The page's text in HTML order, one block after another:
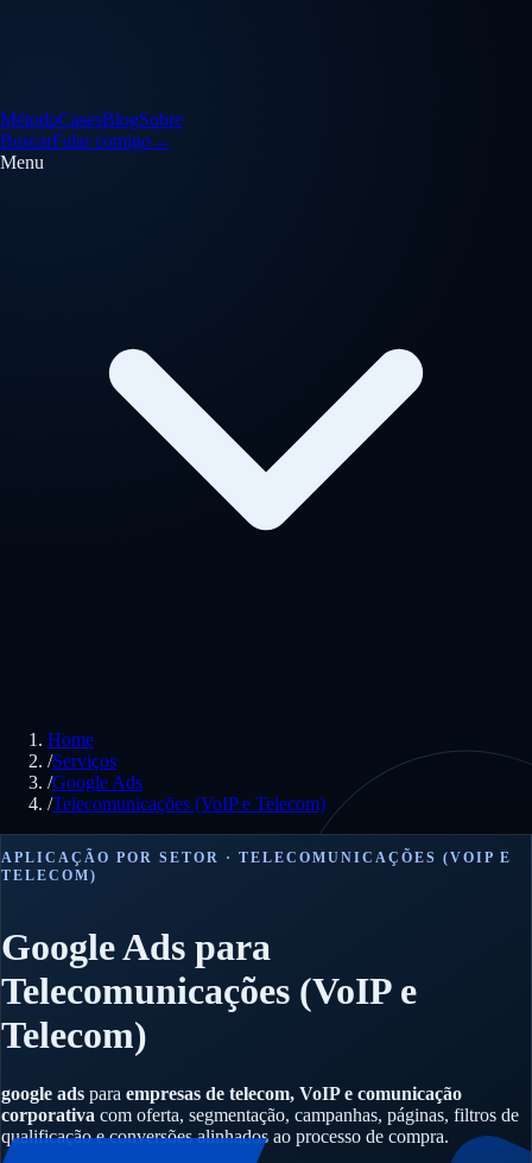
MétodoCasesBlogSobre
BuscarFalar comigo→
Menu
Home
/Serviços
/Google Ads
/Telecomunicações (VoIP e Telecom)
APLICAÇÃO POR SETOR · TELECOMUNICAÇÕES (VOIP E
TELECOM)
Google Ads para
Telecomunicações (VoIP e
Telecom)
google ads para empresas de telecom, VoIP e comunicação
corporativa com oferta, segmentação, campanhas, páginas, filtros de
qualificação e conversões alinhados ao processo de compra.